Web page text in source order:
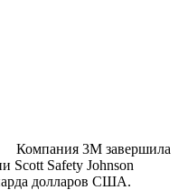
Компания 3М завершила
Scott Safety Johnson
долларов США.